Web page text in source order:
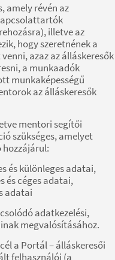
amely révén az
illetve az
hogy szeretnének a
azaz az álláskeresők
a munkaadók
munkaképességű
az álláskeresők
mentori segítői
szükséges, amelyet
hozzájárul:
és különleges adatai,
és céges adatai,
adatai
adatkezelési,
megvalósításához.
a Portál – álláskeresői
felhasználói (a